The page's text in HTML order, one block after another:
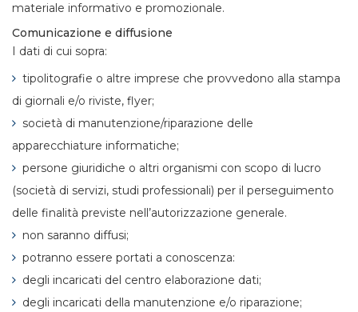
materiale informativo e promozionale.
Comunicazione e diffusione
I dati di cui sopra:
tipolitografie o altre imprese che provvedono alla stampa
di giornali e/o riviste, flyer;
società di manutenzione/riparazione delle
apparecchiature informatiche;
persone giuridiche o altri organismi con scopo di lucro
(società di servizi, studi professionali) per il perseguimento
delle finalità previste nell’autorizzazione generale.
non saranno diffusi;
potranno essere portati a conoscenza:
degli incaricati del centro elaborazione dati;
degli incaricati della manutenzione e/o riparazione;